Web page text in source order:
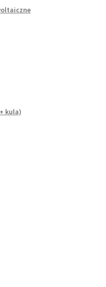
kula)